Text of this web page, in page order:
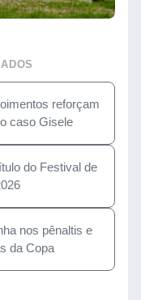
reforçam
caso Gisele
do Festival de
nos pênaltis e
da Copa